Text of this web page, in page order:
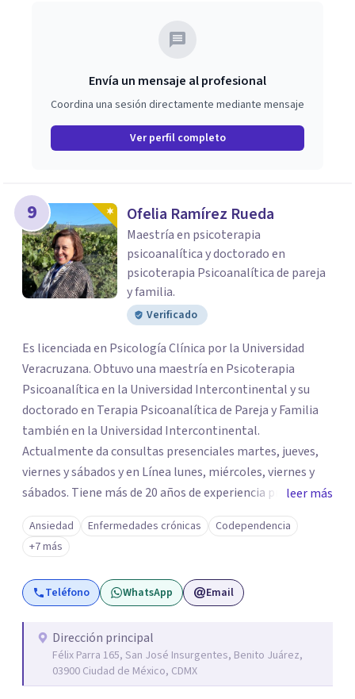
Envía un mensaje al profesional
Coordina una sesión directamente mediante mensaje
Ver perfil completo
9 Ofelia Ramírez Rueda
Maestría en psicoterapia
psicoanalítica y doctorado en
psicoterapia Psicoanalítica de pareja
y familia.
Verificado
Es licenciada en Psicología Clínica por la Universidad
Veracruzana. Obtuvo una maestría en Psicoterapia
Psicoanalítica en la Universidad Intercontinental y su
doctorado en Terapia Psicoanalítica de Pareja y Familia
también en la Universidad Intercontinental.
Actualmente da consultas presenciales martes, jueves,
viernes y sábados y en Línea lunes, miércoles, viernes y
sábados. Tiene más de 20 años de experiencia profesional
como psicoterapeuta. Inició el trabajo en línea hace 16
años, con pacientes que por motivos de trabajo o
estudios viven en el extranjero o aquellos que viven en el
interior de la república. Actualmente, la experiencia de la
pandemia permitió que los pacientes locales
línea, la cual ha demostrado su efectividad.
leer más
Ansiedad Enfermedades crónicas
Codependencia
+7 más
Teléfono WhatsApp Email
Dirección principal
Félix Parra 165, San José Insurgentes, Benito Juárez,
03900 Ciudad de México, CDMX